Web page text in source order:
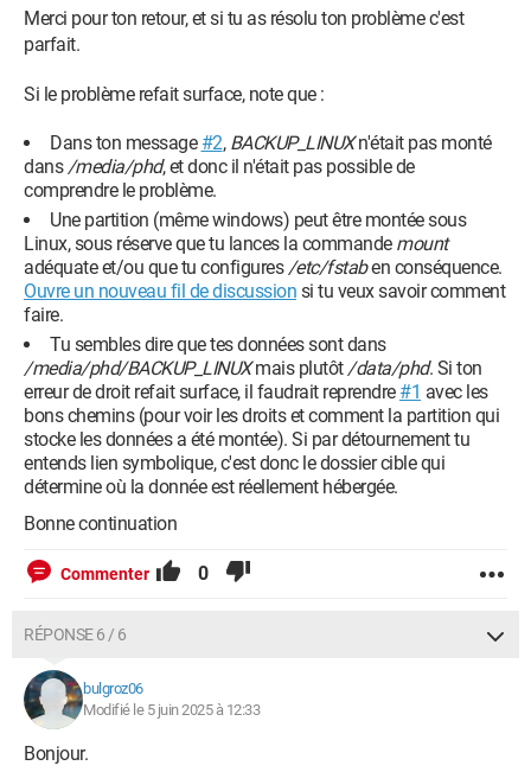
Merci pour ton retour, et si tu as résolu ton problème c'est
parfait.
Si le problème refait surface, note que :
Dans ton message #2, BACKUP_LINUXn'était pas monté
dans/media/phd, et donc il n'était pas possible de
comprendre le problème.
Une partition (même windows) peut être montée sous
Linux, sous réserve que tu lances la commande mount
adéquate et/ou que tu configures/etc/fstaben conséquence.
Ouvre un nouveau fil de discussion si tu veux savoir comment
faire.
Tu sembles dire que tes données sont dans
/media/phd/BACKUP_LINUXmais plutôt/data/phd. Si ton
erreur de droit refait surface, il faudrait reprendre #1 avec les
bons chemins (pour voir les droits et comment la partition qui
stocke les données a été montée). Si par détournement tu
entends lien symbolique, c'est donc le dossier cible qui
détermine où la donnée est réellement hébergée.
Bonne continuation
Commenter 0
RÉPONSE 6 / 6
bulgroz06
Modifié le 5 juin 2025 à 12:33
Bonjour.